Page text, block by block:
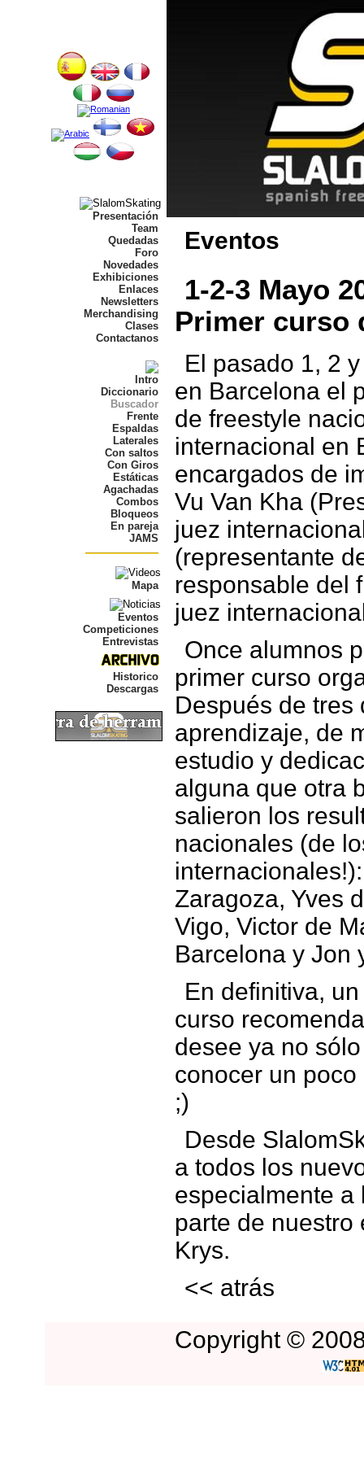
Presentación
Team
Quedadas
Foro
Novedades
Exhibiciones
Enlaces
Newsletters
Merchandising
Clases
Contactanos
Intro
Diccionario
Buscador
Frente
Espaldas
Laterales
Con saltos
Con Giros
Estáticas
Agachadas
Combos
Bloqueos
En pareja
JAMS
Mapa
Eventos
Competiciones
Entrevistas
Historico
Descargas
Eventos
1-2-3 Mayo
Primer curso
El pasado 1, 2
en Barcelona el
de freestyle
internacional en
encargados de
Vu Van Kha
juez
(representante
responsable del
juez
Once alumnos
primer curso
Después de tres
aprendizaje, de
estudio y
alguna que otra
salieron los
nacionales (de
Zaragoza, Yves
Vigo, Victor de
Barcelona y Jon
En definitiva,
curso
desee ya no
conocer un
;)
Desde
a todos los
especialmente a
parte de nuestro
Krys.
<< atrás
Copyright ©